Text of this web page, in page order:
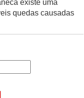
existe uma
quedas causadas